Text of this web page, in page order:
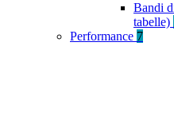
Bandi
tabelle)
Performance 7